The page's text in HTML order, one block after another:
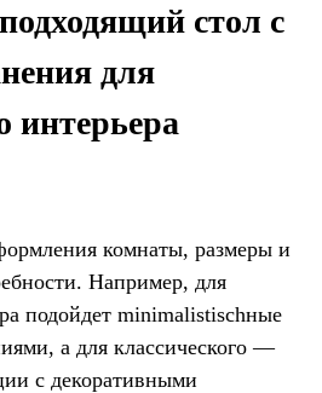
стол с
для
интерьера
комнаты, размеры и
Например, для
подойдет minimalistischные
а для классического —
с декоративными